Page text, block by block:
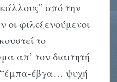
από την
οι φιλοξενούμενοι
το
απ’ τον διαιτητή
έβγα… ψυχή